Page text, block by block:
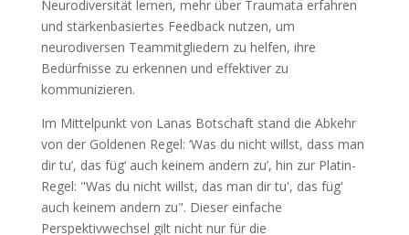
Neurodiversität lernen, mehr über Traumata erfahren
und stärkenbasiertes Feedback nutzen, um
neurodiversen Teammitgliedern zu helfen, ihre
Bedürfnisse zu erkennen und effektiver zu
kommunizieren.
Im Mittelpunkt von Lanas Botschaft stand die Abkehr
von der Goldenen Regel: ‘Was du nicht willst, dass man
dir tu’, das füg‘ auch keinem andern zu’, hin zur Platin-
Regel: "Was du nicht willst, das man dir tu', das füg'
auch keinem andern zu". Dieser einfache
Perspektivwechsel gilt nicht nur für die